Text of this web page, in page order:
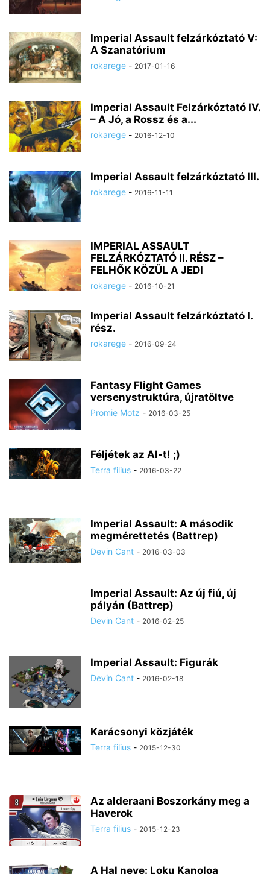
Imperial Assault felzárkóztató V:
A Szanatórium
rokarege - 2017-01-16
Imperial Assault Felzárkóztató IV.
– A Jó, a Rossz és a...
rokarege - 2016-12-10
Imperial Assault felzárkóztató III.
rokarege - 2016-11-11
IMPERIAL ASSAULT
FELZÁRKÓZTATÓ II. RÉSZ –
FELHŐK KÖZÜL A JEDI
rokarege - 2016-10-21
Imperial Assault felzárkóztató I.
rész.
rokarege - 2016-09-24
Fantasy Flight Games
versenystruktúra, újratöltve
Promie Motz - 2016-03-25
Féljétek az AI-t! ;)
Terra filius - 2016-03-22
Imperial Assault: A második
megmérettetés (Battrep)
Devin Cant - 2016-03-03
Imperial Assault: Az új fiú, új
pályán (Battrep)
Devin Cant - 2016-02-25
Imperial Assault: Figurák
Devin Cant - 2016-02-18
Karácsonyi közjáték
Terra filius - 2015-12-30
Az alderaani Boszorkány meg a
Haverok
Terra filius - 2015-12-23
A Hal neve: Loku Kanoloa